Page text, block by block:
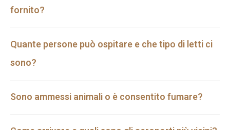
fornito?
Quante persone può ospitare e che tipo di letti ci
sono?
Sono ammessi animali o è consentito fumare?